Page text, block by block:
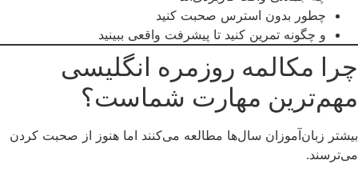
چطور بدون استرس صحبت کنید
و چگونه تمرین کنید تا پیشرفت واقعی ببینید
چرا مکالمه روزمره انگلیسی
مهم‌ترین مهارت شماست؟
بیشتر زبان‌آموزان سال‌ها مطالعه می‌کنند اما هنوز از صحبت کردن
می‌ترسند.